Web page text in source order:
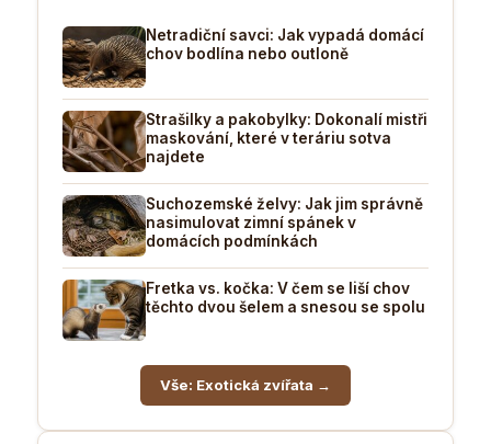
Netradiční savci: Jak vypadá domácí
chov bodlína nebo outloně
Strašilky a pakobylky: Dokonalí mistři
maskování, které v teráriu sotva
najdete
Suchozemské želvy: Jak jim správně
nasimulovat zimní spánek v
domácích podmínkách
Fretka vs. kočka: V čem se liší chov
těchto dvou šelem a snesou se spolu
Vše: Exotická zvířata →